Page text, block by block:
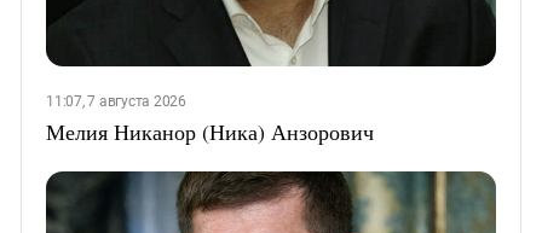
11:07, 7 августа 2026
Мелия Никанор (Ника) Анзорович